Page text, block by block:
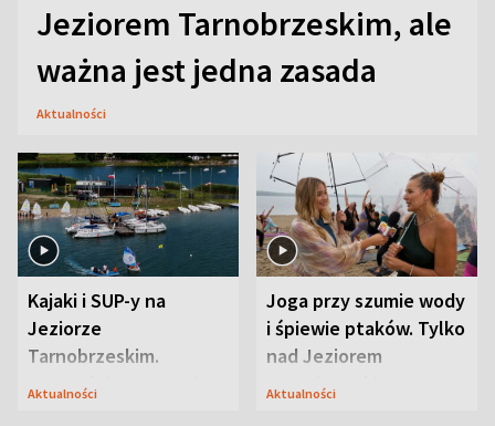
Jeziorem Tarnobrzeskim, ale
ważna jest jedna zasada
Aktualności
Kajaki i SUP-y na
Jeziorze
Tarnobrzeskim.
Przyrodnicy zwracają
Aktualności
Joga przy szumie wody
i śpiewie ptaków. Tylko
nad Jeziorem
Tarnobrzeskim
Aktualności